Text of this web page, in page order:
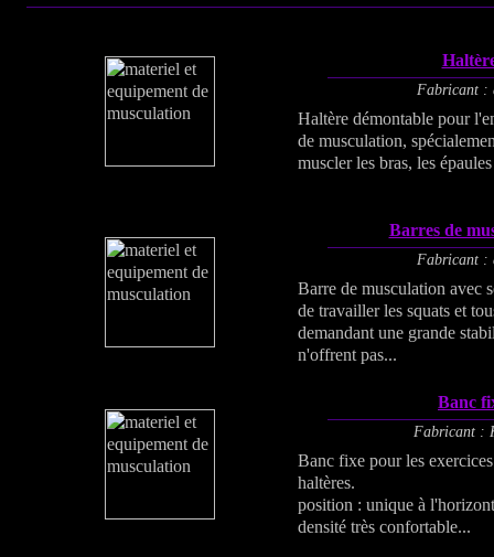
Fabricant :
Haltère démontable pour
de musculation,
muscler les bras, les
Barres de
Fabricant :
Barre de musculation avec
de travailler les squats et
demandant une grande
n'offrent pas...
Banc
Fabricant :
Banc fixe pour les
haltères.
position : unique à
densité très confortable...